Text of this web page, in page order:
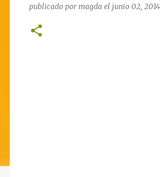
publicado por magda el junio 02, 2014